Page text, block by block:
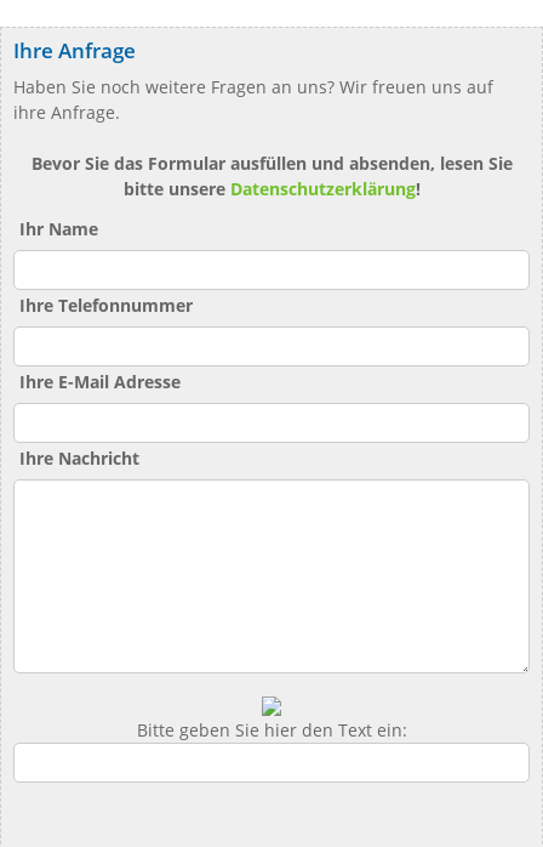
Ihre Anfrage
Haben Sie noch weitere Fragen an uns? Wir freuen uns auf
ihre Anfrage.
Bevor Sie das Formular ausfüllen und absenden, lesen Sie
bitte unsere Datenschutzerklärung!
Ihr Name
Ihre Telefonnummer
Ihre E-Mail Adresse
Ihre Nachricht
Bitte geben Sie hier den Text ein: